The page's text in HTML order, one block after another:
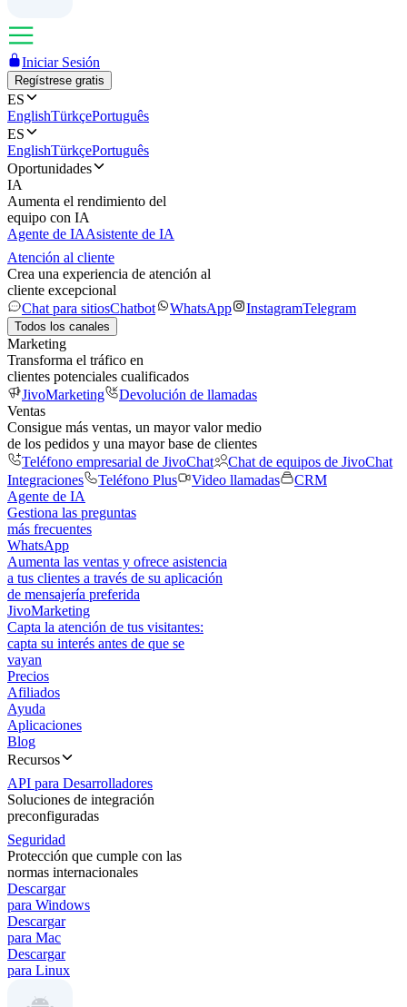
Iniciar Sesión
Regístrese gratis
ES
EnglishTürkçePortuguês
ES
EnglishTürkçePortuguês
Oportunidades
IA
Aumenta el rendimiento del
equipo con IA
Agente de IAAsistente de IA
Atención al cliente
Crea una experiencia de atención al
cliente excepcional
Chat para sitiosChatbot WhatsApp InstagramTelegram
Todos los canales
Marketing
Transforma el tráfico en
clientes potenciales cualificados
JivoMarketing
Devolución de llamadas
Ventas
Consigue más ventas, un mayor valor medio
de los pedidos y una mayor base de clientes
Teléfono empresarial de JivoChat
Chat de equipos de JivoChat
Integraciones
Teléfono Plus Video llamadas
CRM
Agente de IA
Gestiona las preguntas
más frecuentes
WhatsApp
Aumenta las ventas y ofrece asistencia
a tus clientes a través de su aplicación
de mensajería preferida
JivoMarketing
Capta la atención de tus visitantes:
capta su interés antes de que se
vayan
Precios
Afiliados
Ayuda
Aplicaciones
Blog
Recursos
API para Desarrolladores
Soluciones de integración
preconfiguradas
Seguridad
Protección que cumple con las
normas internacionales
Descargar
para Windows
Descargar
para Mac
Descargar
para Linux